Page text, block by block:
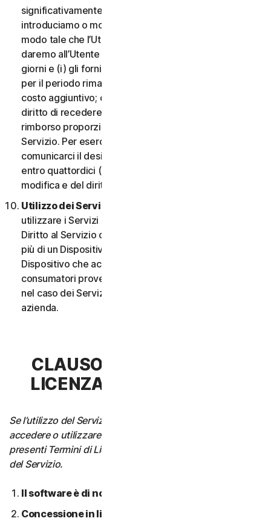
significativamente dannosa per l’Utente o
introduciamo o modifichiamo i criteri di idoneità in
modo tale che l’Utente non abbia più diritto ai Servizi,
daremo all’Utente un preavviso di quattordici (14)
giorni e (i) gli forniremo servizi comparabili o superiori
per il periodo rimanente del Servizio senza alcun
costo aggiuntivo; oppure (ii) concederemo all’Utente il
diritto di recedere dal contratto e ricevere un
rimborso proporzionale per il periodo rimanente del
Servizio. Per esercitare questo diritto, l’Utente deve
comunicarci il desiderio di rescindere il contratto
entro quattordici (14) giorni dalla notifica della
modifica e del diritto di rescissione.
Utilizzo dei Servizi in una rete.
utilizzare i Servizi su una rete a condizione che il
Diritto al Servizio consenta di accedere o utilizzarli su
più di un Dispositivo e a condizione che ogni
Dispositivo che accede a o utilizza i Servizi per i
consumatori provenga da un unico nucleo familiare o,
nel caso dei Servizi aziendali, da un’unica Piccola
azienda.
CLAUSOLA 3 - TERMINI DI
LICENZA DEL SOFTWARE
Se l’utilizzo del Servizio richiede di scaricare, installare,
accedere o utilizzare il Software su un Dispositivo, i
presenti Termini di Licenza si applicano anche all’utilizzo
del Servizio.
Il software è di nostra proprietà.
Concessione in licenza.